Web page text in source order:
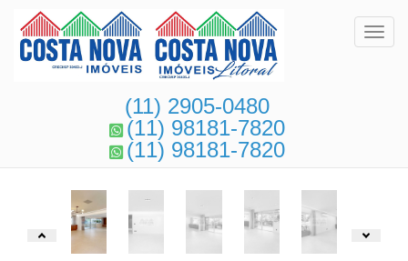
(11) 2905-0480
(11) 98181-7820
(11) 98181-7820